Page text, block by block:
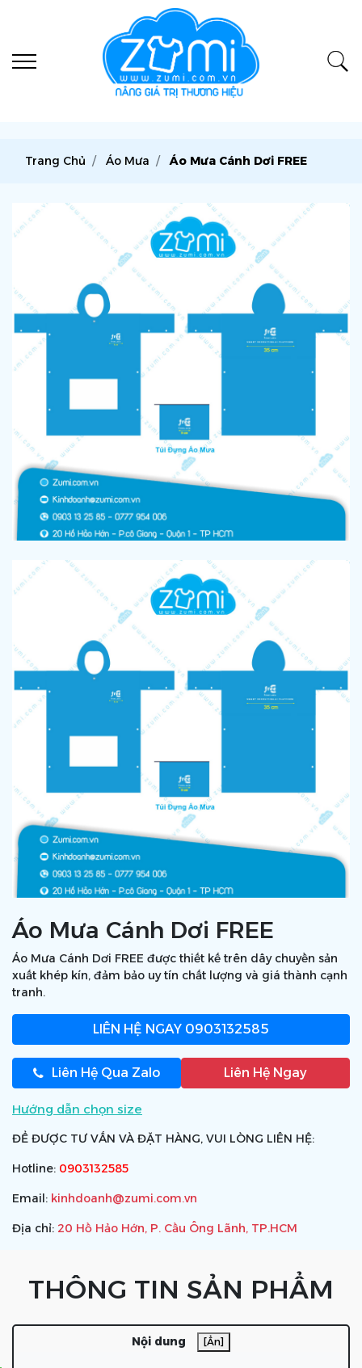
Trang Chủ Áo Mưa Áo Mưa Cánh Dơi FREE
Áo Mưa Cánh Dơi FREE
Áo Mưa Cánh Dơi FREE được thiết kế trên dây chuyền sản
xuất khép kín, đảm bảo uy tín chất lượng và giá thành cạnh
tranh.
LIÊN HỆ NGAY 0903132585
Liên Hệ Qua Zalo Liên Hệ Ngay
Hướng dẫn chọn size
ĐỂ ĐƯỢC TƯ VẤN VÀ ĐẶT HÀNG, VUI LÒNG LIÊN HỆ:
Hotline: 0903132585
Email: kinhdoanh@zumi.com.vn
Địa chỉ: 20 Hồ Hảo Hớn, P. Cầu Ông Lãnh, TP.HCM
THÔNG TIN SẢN PHẨM
Nội dung [Ẩn]